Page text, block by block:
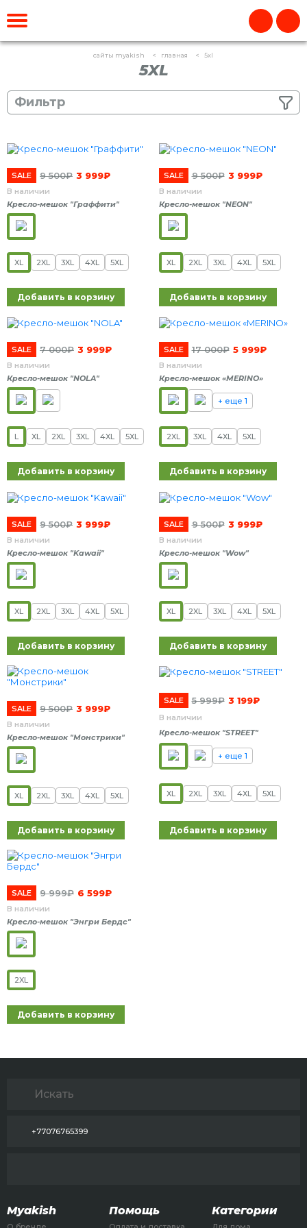
5XL
сайты myakish главная 5xl
Фильтр
SALE 9 500₽ 3 999₽
В наличии
Кресло-мешок "Граффити"
XL 2XL 3XL 4XL 5XL
Добавить в корзину
SALE 9 500₽ 3 999₽
В наличии
Кресло-мешок "NEON"
XL 2XL 3XL 4XL 5XL
Добавить в корзину
SALE 7 000₽ 3 999₽
В наличии
Кресло-мешок "NOLA"
L XL 2XL 3XL 4XL 5XL
Добавить в корзину
SALE 17 000₽ 5 999₽
В наличии
Кресло-мешок «MERINO»
+ еще 1
2XL 3XL 4XL 5XL
Добавить в корзину
SALE 9 500₽ 3 999₽
В наличии
Кресло-мешок "Kawaii"
XL 2XL 3XL 4XL 5XL
Добавить в корзину
SALE 9 500₽ 3 999₽
В наличии
Кресло-мешок "Wow"
XL 2XL 3XL 4XL 5XL
Добавить в корзину
SALE 9 500₽ 3 999₽
В наличии
Кресло-мешок "Монстрики"
XL 2XL 3XL 4XL 5XL
Добавить в корзину
SALE 5 999₽ 3 199₽
В наличии
Кресло-мешок "STREET"
+ еще 1
XL 2XL 3XL 4XL 5XL
Добавить в корзину
SALE 9 999₽ 6 599₽
В наличии
Кресло-мешок "Энгри Бердс"
2XL
Добавить в корзину
+77076765399
Myakish Помощь Категории